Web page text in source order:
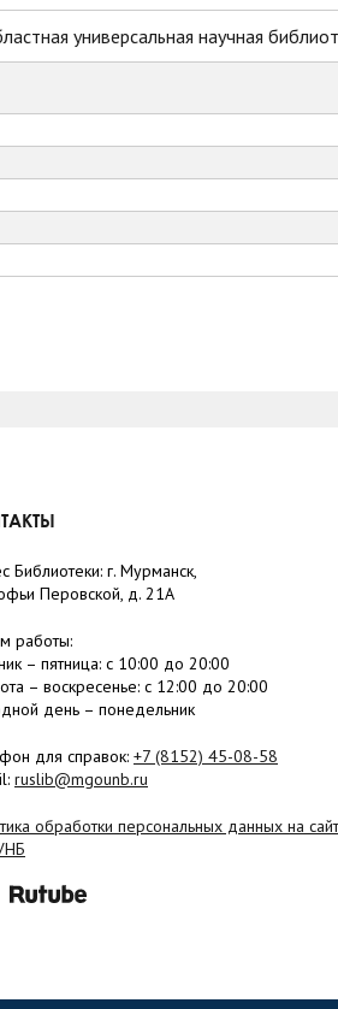
универсальная научная
Библиотеки: г. Мурманск,
Перовской, д. 21А
работы:
– пятница: с 10:00 до 20:00
– воскресенье: c 12:00 до 20:00
день – понедельник
для справок: +7 (8152) 45-08-58
ruslib@mgounb.ru
обработки персональных данных на